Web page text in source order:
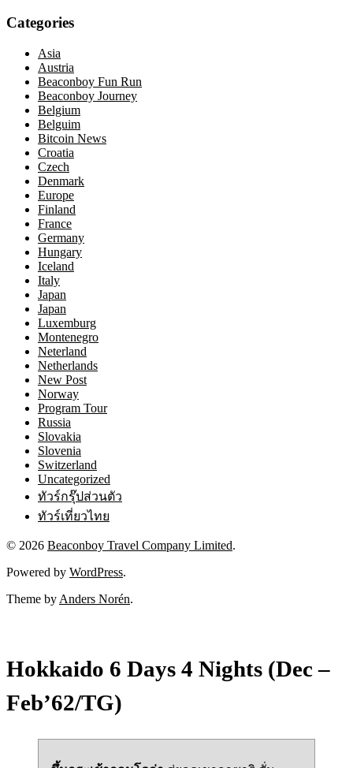
Categories
Asia
Austria
Beaconboy Fun Run
Beaconboy Journey
Belgium
Belguim
Bitcoin News
Croatia
Czech
Denmark
Europe
Finland
France
Germany
Hungary
Iceland
Italy
Japan
Japan
Luxemburg
Montenegro
Neterland
Netherlands
New Post
Norway
Program Tour
Russia
Slovakia
Slovenia
Switzerland
Uncategorized
ทัวร์กรุ๊ปส่วนตัว
ทัวร์เที่ยวไทย
© 2026 Beaconboy Travel Company Limited.
Powered by WordPress.
Theme by Anders Norén.
Hokkaido 6 Days 4 Nights (Dec –
Feb’62/TG)